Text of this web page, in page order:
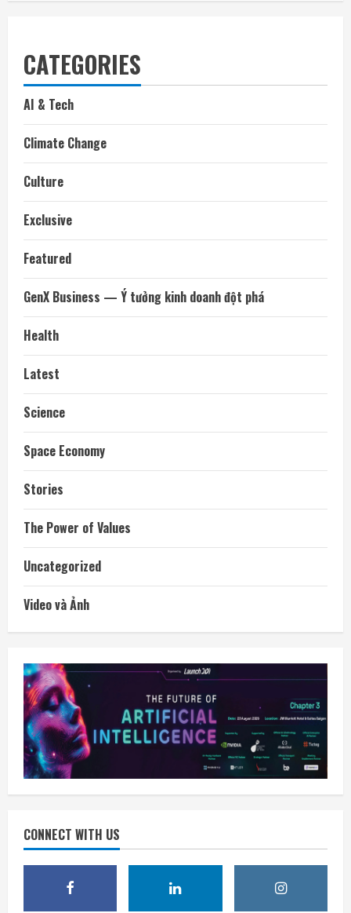
CATEGORIES
AI & Tech
Climate Change
Culture
Exclusive
Featured
GenX Business — Ý tưởng kinh doanh đột phá
Health
Latest
Science
Space Economy
Stories
The Power of Values
Uncategorized
Video và Ảnh
CONNECT WITH US